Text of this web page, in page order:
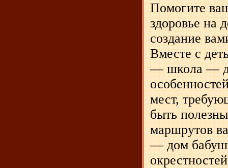
Помогите
здоровье на
создание
Вместе с
— школа —
мест,
быть
маршрутов
— дом